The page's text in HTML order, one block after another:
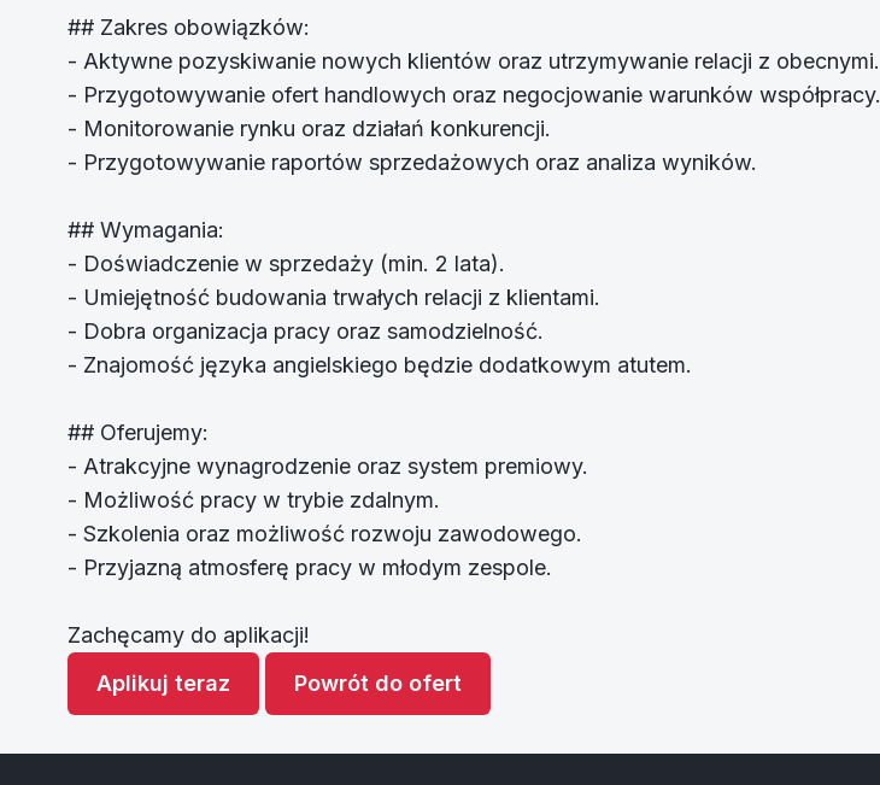
## Zakres obowiązków:
- Aktywne pozyskiwanie nowych klientów oraz utrzymywanie relacji z obecnymi.
- Przygotowywanie ofert handlowych oraz negocjowanie warunków współpracy.
- Monitorowanie rynku oraz działań konkurencji.
- Przygotowywanie raportów sprzedażowych oraz analiza wyników.
## Wymagania:
- Doświadczenie w sprzedaży (min. 2 lata).
- Umiejętność budowania trwałych relacji z klientami.
- Dobra organizacja pracy oraz samodzielność.
- Znajomość języka angielskiego będzie dodatkowym atutem.
## Oferujemy:
- Atrakcyjne wynagrodzenie oraz system premiowy.
- Możliwość pracy w trybie zdalnym.
- Szkolenia oraz możliwość rozwoju zawodowego.
- Przyjazną atmosferę pracy w młodym zespole.
Zachęcamy do aplikacji!
Aplikuj teraz
Powrót do ofert